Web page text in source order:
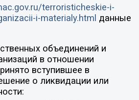
terroristicheskie-i-
i-materialy.html данные
объединений и
в отношении
вступившее в
о ликвидации или